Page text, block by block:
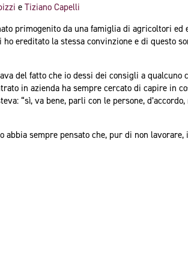
e Tiziano Capelli
primogenito da una famiglia di agricoltori ed
ereditato la stessa convinzione e di questo
del fatto che io dessi dei consigli a qualcuno
in azienda ha sempre cercato di capire in
“sì, va bene, parli con le persone, d’accordo,
abbia sempre pensato che, pur di non lavorare,